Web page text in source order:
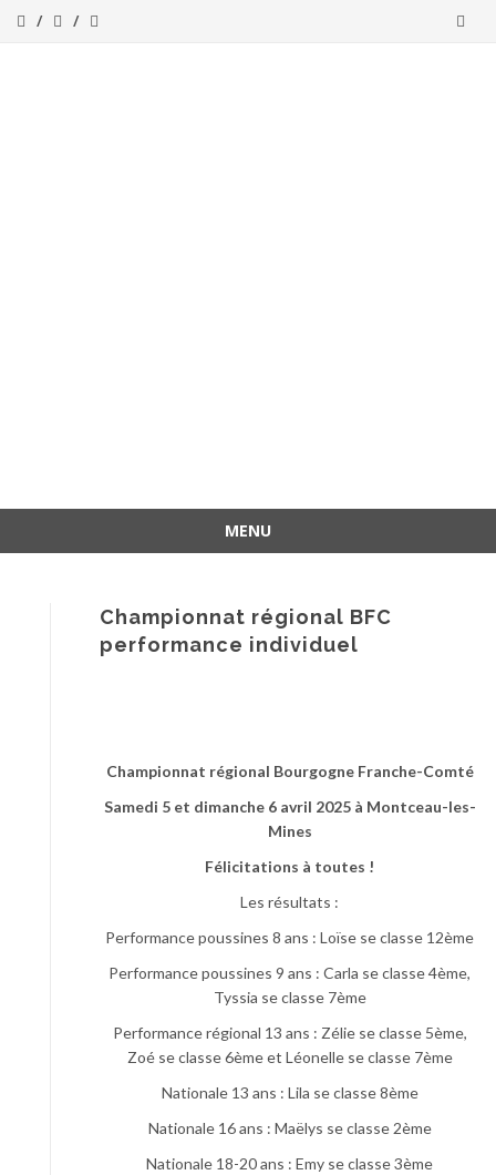
MENU
Championnat régional BFC
performance individuel
Championnat régional Bourgogne Franche-Comté
Samedi 5 et dimanche 6 avril 2025 à Montceau-les-
Mines
Félicitations à toutes !
Les résultats :
Performance poussines 8 ans : Loïse se classe 12ème
Performance poussines 9 ans : Carla se classe 4ème,
Tyssia se classe 7ème
Performance régional 13 ans : Zélie se classe 5ème,
Zoé se classe 6ème et Léonelle se classe 7ème
Nationale 13 ans : Lila se classe 8ème
Nationale 16 ans : Maëlys se classe 2ème
Nationale 18-20 ans : Emy se classe 3ème